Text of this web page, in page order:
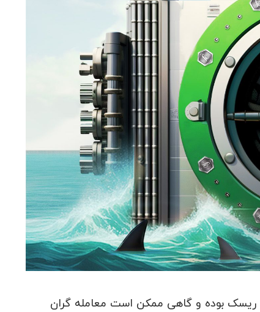
ریسک بوده و گاهی ممکن است معامله گران